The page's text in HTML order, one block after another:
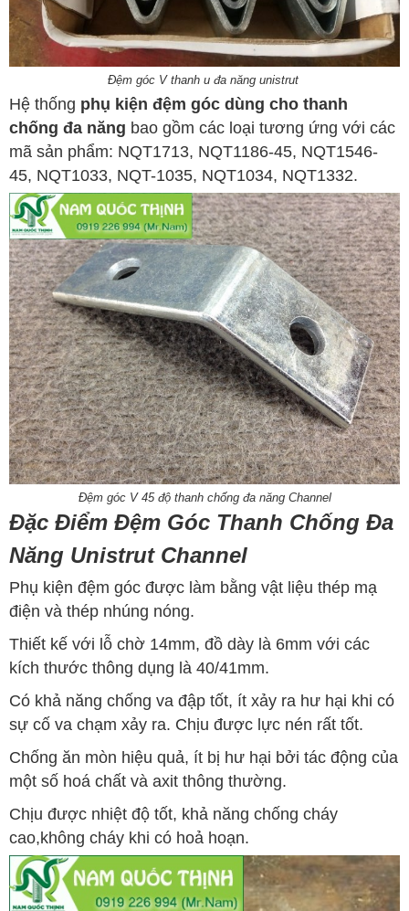
Đệm góc V thanh u đa năng unistrut
Hệ thống phụ kiện đệm góc dùng cho thanh
chống đa năng bao gồm các loại tương ứng với các
mã sản phẩm: NQT1713, NQT1186-45, NQT1546-
45, NQT1033, NQT-1035, NQT1034, NQT1332.
Đệm góc V 45 độ thanh chống đa năng Channel
Đặc Điểm Đệm Góc Thanh Chống Đa
Năng Unistrut Channel
Phụ kiện đệm góc được làm bằng vật liệu thép mạ
điện và thép nhúng nóng.
Thiết kế với lỗ chờ 14mm, đồ dày là 6mm với các
kích thước thông dụng là 40/41mm.
Có khả năng chống va đập tốt, ít xảy ra hư hại khi có
sự cố va chạm xảy ra. Chịu được lực nén rất tốt.
Chống ăn mòn hiệu quả, ít bị hư hại bởi tác động của
một số hoá chất và axit thông thường.
Chịu được nhiệt độ tốt, khả năng chống cháy
cao,không cháy khi có hoả hoạn.